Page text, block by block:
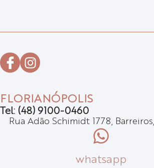
FLORIANÓPOLIS
Tel: (48) 9100-0460
Rua Adão Schimidt 1778,
whatsapp